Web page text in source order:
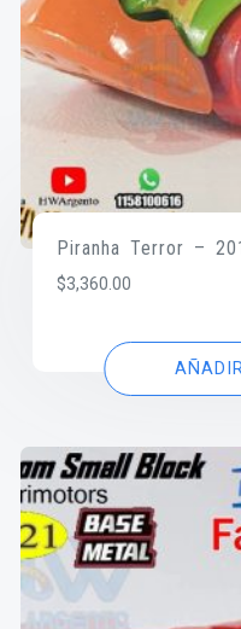
Piranha Terror –
$3,360.00